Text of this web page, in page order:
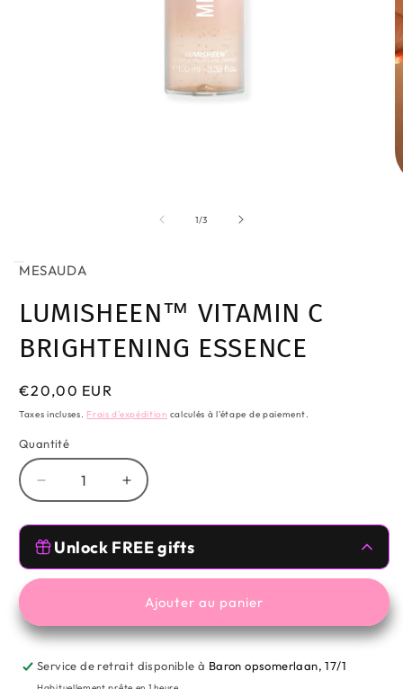
fenêtre
1/de
3
MESAUDA
LUMISHEEN™ VITAMIN C
BRIGHTENING ESSENCE
Prix
habituel
€20,00 EUR
Taxes incluses. Frais d'expédition calculés à l'étape de paiement.
Quantité
Réduire
la
quantité
de
VITAMIN
ESSENCE
Augmenter
la
quantité
de
VITAMIN
ESSENCE
Unlock FREE gifts
Free Gifts 🥰
Spend€59.00more fromMESAUDA,
TOMVMAKEUPto unlock
Free Gifts 🥰
Spend€99.00more fromMESAUDA ,
Ajouter au panier
Service de retrait disponible à Baron opsomerlaan, 17/1